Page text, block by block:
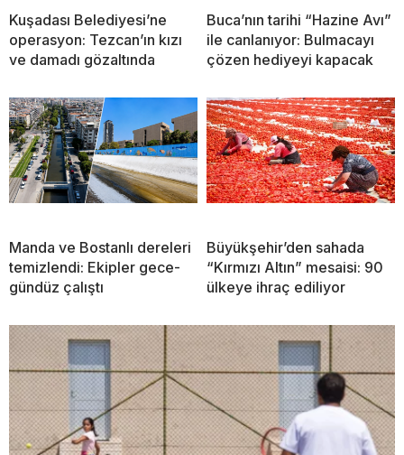
Kuşadası Belediyesi’ne
operasyon: Tezcan’ın kızı
ve damadı gözaltında
Buca’nın tarihi “Hazine Avı”
ile canlanıyor: Bulmacayı
çözen hediyeyi kapacak
Manda ve Bostanlı dereleri
temizlendi: Ekipler gece-
gündüz çalıştı
Büyükşehir’den sahada
“Kırmızı Altın” mesaisi: 90
ülkeye ihraç ediliyor